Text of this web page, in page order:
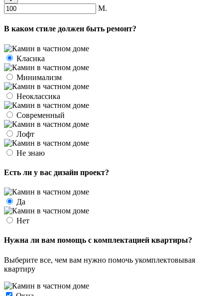
М.
В каком стиле должен быть ремонт?
Класика
Минимализм
Неоклассика
Современный
Лофт
Не знаю
Есть ли у вас дизайн проект?
Да
Нет
Нужна ли вам помощь с комплектацией квартиры?
Выберите все, чем вам нужно помочь укомплектовывая
квартиру